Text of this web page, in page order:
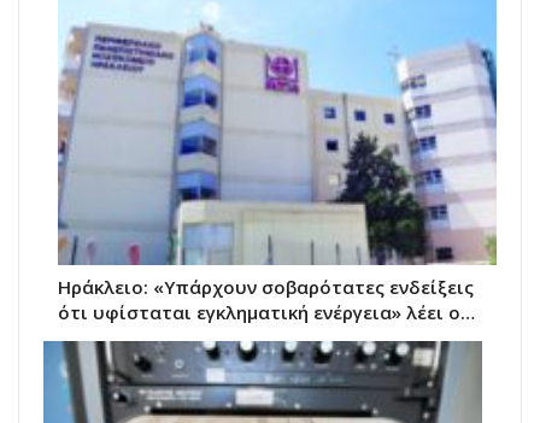
Ηράκλειο: «Υπάρχουν σοβαρότατες ενδείξεις
ότι υφίσταται εγκληματική ενέργεια» λέει ο…